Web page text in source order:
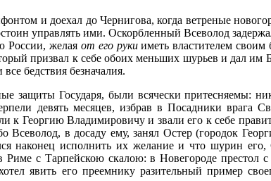
и доехал до Чернигова, когда ветреные
управлять ими. Оскорбленный Всеволод
России, желая от его рукииметь властителем
призвал к себе обоих меньших шурьев и дал
бедствия безначалия.
защиты Государя, были всячески притесняемы:
девять месяцев, избрав в Посадники врага
к Георгию Владимировичу и звали его к себе
Всеволод, в досаду ему, занял Остер (городок
наконец исполнить их желание и что шурин
с Тарпейскою скалою: в Новегороде престол
явить его преемнику разительный пример